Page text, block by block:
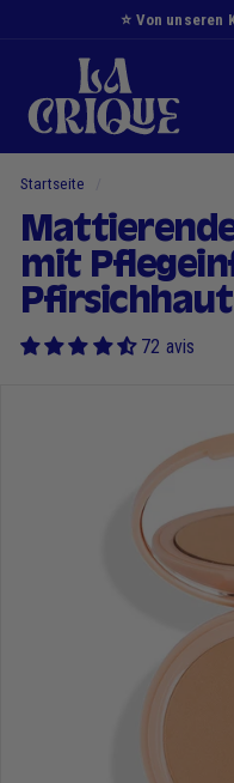
⭐️ Von unseren
e
B
u
c
h
t
Startseite
mit
Pfirsichhaut
72 avis